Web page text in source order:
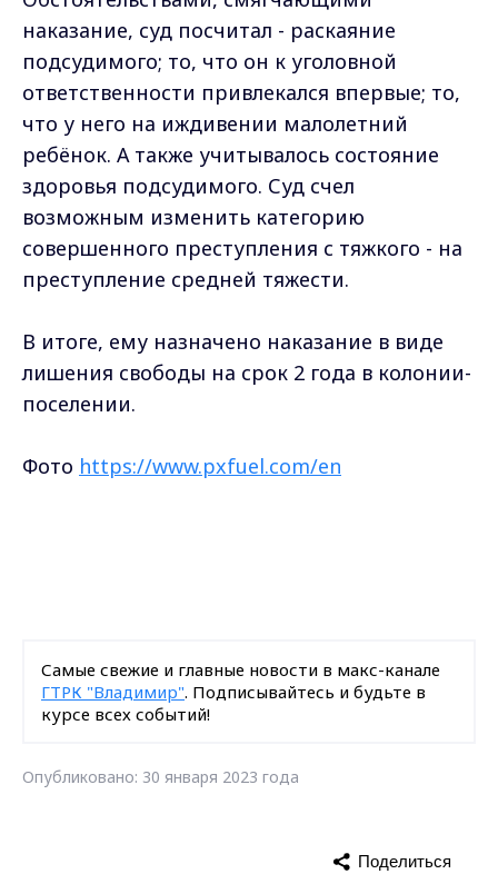
наказание, суд посчитал - раскаяние
подсудимого; то, что он к уголовной
ответственности привлекался впервые; то,
что у него на иждивении малолетний
ребёнок. А также учитывалось состояние
здоровья подсудимого. Суд счел
возможным изменить категорию
совершенного преступления с тяжкого - на
преступление средней тяжести.
В итоге, ему назначено наказание в виде
лишения свободы на срок 2 года в колонии-
поселении.
Фото https://www.pxfuel.com/en
Самые свежие и главные новости в макс-канале
ГТРК "Владимир". Подписывайтесь и будьте в
курсе всех событий!
Опубликовано: 30 января 2023 года
Поделиться